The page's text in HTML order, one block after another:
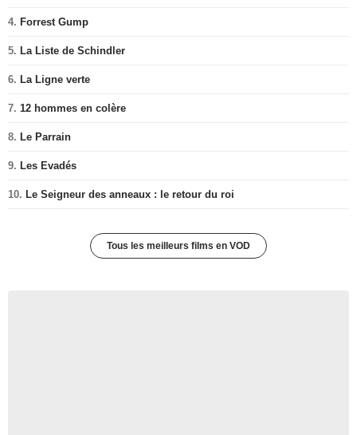
4. Forrest Gump
5. La Liste de Schindler
6. La Ligne verte
7. 12 hommes en colère
8. Le Parrain
9. Les Evadés
10. Le Seigneur des anneaux : le retour du roi
Tous les meilleurs films en VOD